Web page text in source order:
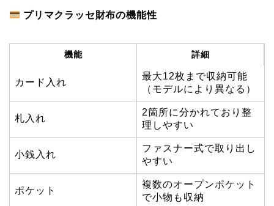
プリマクラッセ財布の機能性
機能 詳細
カード入れ
最大12枚まで収納可能
（モデルにより異なる）
札入れ
2箇所に分かれており整
理しやすい
小銭入れ
ファスナー式で取り出し
やすい
ポケット
複数のオープンポケット
で小物も収納